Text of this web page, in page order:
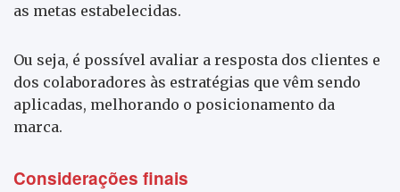
as metas estabelecidas.
Ou seja, é possível avaliar a resposta dos clientes e
dos colaboradores às estratégias que vêm sendo
aplicadas, melhorando o posicionamento da
marca.
Considerações finais